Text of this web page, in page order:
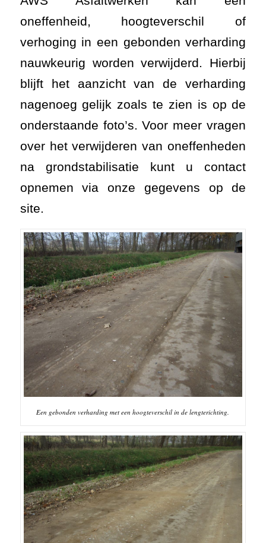
oneffenheid, hoogteverschil of
verhoging in een gebonden verharding
nauwkeurig worden verwijderd. Hierbij
blijft het aanzicht van de verharding
nagenoeg gelijk zoals te zien is op de
onderstaande foto’s. Voor meer vragen
over het verwijderen van oneffenheden
na grondstabilisatie kunt u contact
opnemen via onze gegevens op de
site.
Een gebonden verharding met een hoogteverschil in de lengterichting.